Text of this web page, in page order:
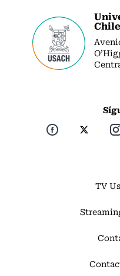
Chile
TV